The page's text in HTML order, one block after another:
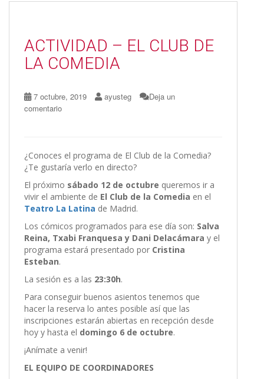
k r
ACTIVIDAD – EL CLUB DE
LA COMEDIA
7 octubre, 2019 ayusteg
Deja un
comentario
¿Conoces el programa de El Club de la Comedia?
¿Te gustaría verlo en directo?
El próximo sábado 12 de octubre queremos ir a
vivir el ambiente de El Club de la Comedia en el
Teatro La Latina de Madrid.
Los cómicos programados para ese día son: Salva
Reina, Txabi Franquesa y Dani Delacámara y el
programa estará presentado por Cristina
Esteban.
La sesión es a las 23:30h.
Para conseguir buenos asientos tenemos que
hacer la reserva lo antes posible así que las
inscripciones estarán abiertas en recepción desde
hoy y hasta el domingo 6 de octubre.
¡Anímate a venir!
EL EQUIPO DE COORDINADORES